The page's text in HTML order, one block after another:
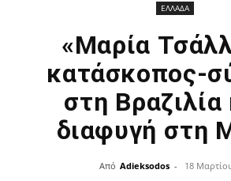
ΕΛΛΑΔΑ
«Μαρία
κατάσκοπος-
στη Βραζιλία
διαφυγή στη
Από Adieksodos - 18